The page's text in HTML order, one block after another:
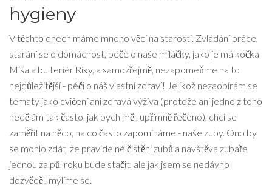
hygieny
V těchto dnech máme mnoho věcí na starosti. Zvládání práce,
starání se o domácnost, péče o naše miláčky, jako je má kočka
Míša a bulteriér Riky, a samozřejmě, nezapomeňme na to
nejdůležitější - péči o náš vlastní zdraví! Jelikož nezaobírám se
tématy jako cvičení ani zdravá výživa (protože ani jedno z toho
nedělám tak často, jak bych měl, upřímně řečeno), chci se
zaměřit na něco, na co často zapomínáme - naše zuby. Ono by
se mohlo zdát, že pravidelné čištění zubů a návštěva zubaře
jednou za půl roku bude stačit, ale jak jsem se nedávno
dozvěděl, mýlíme se.